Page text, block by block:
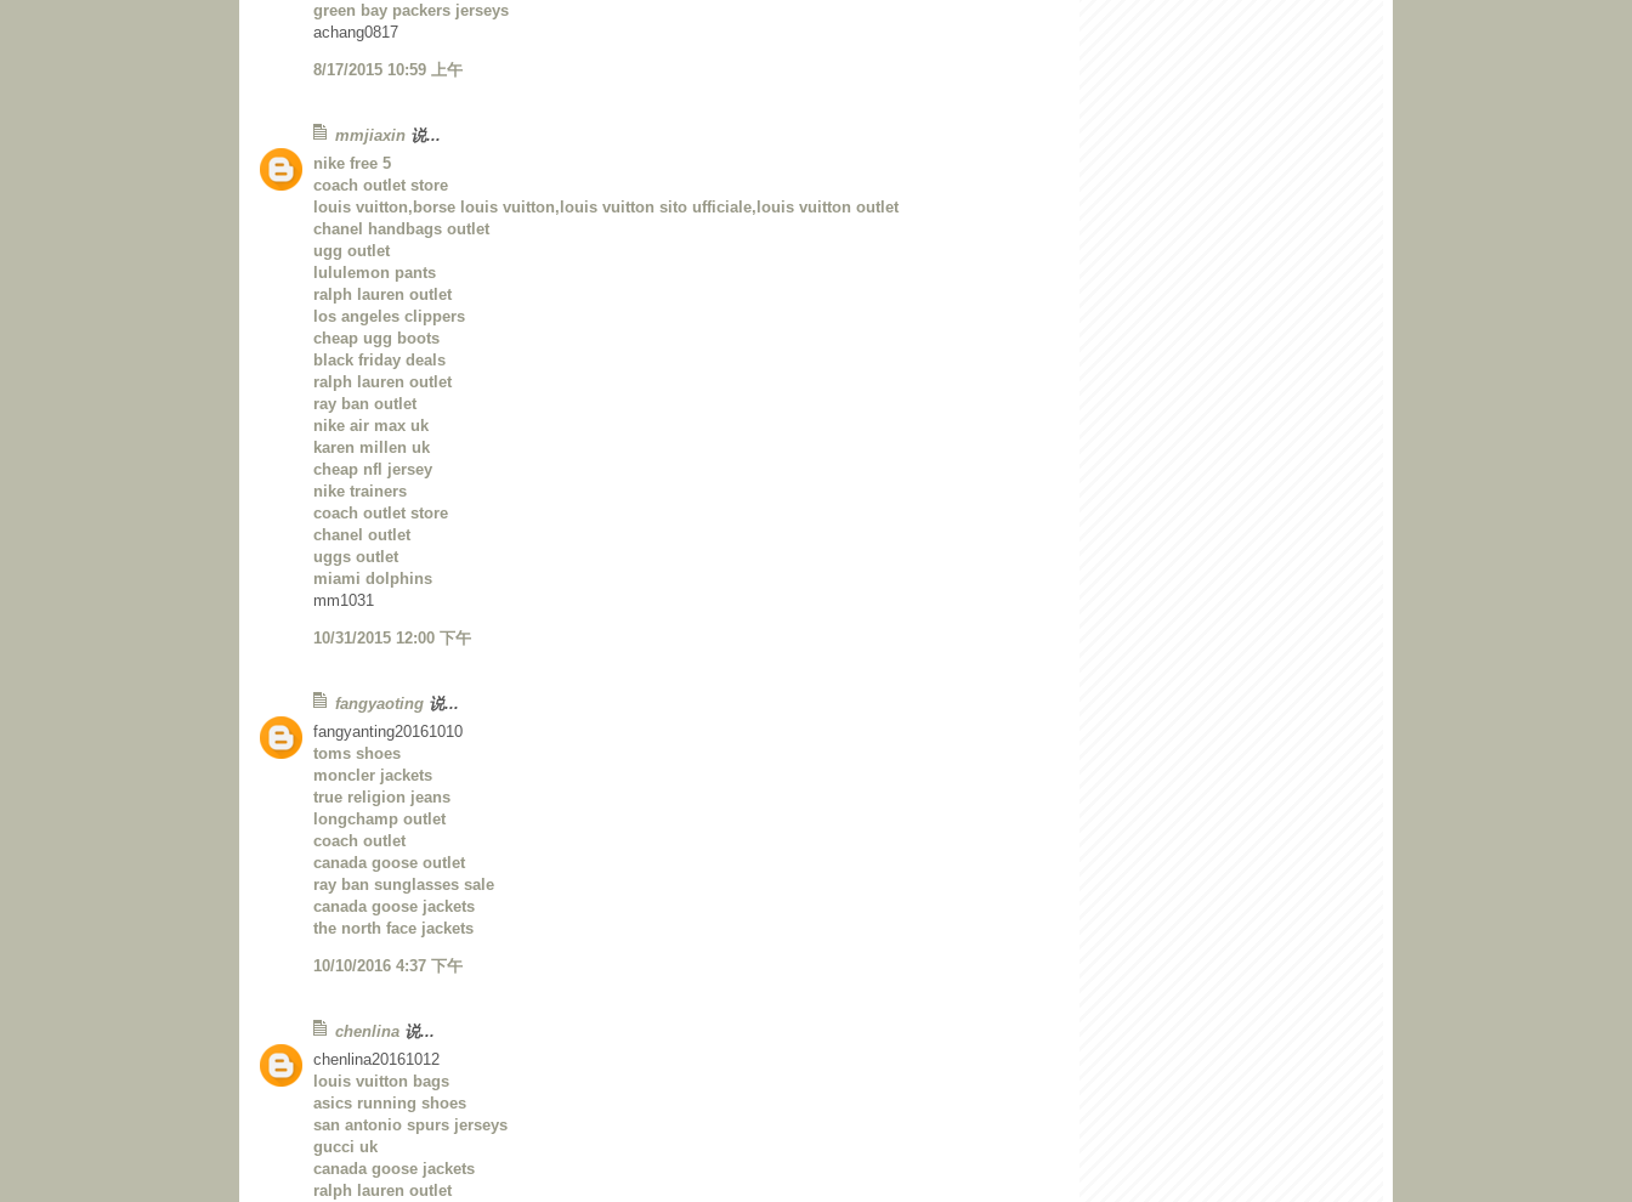
green bay packers jerseys
achang0817
8/17/2015 10:59 上午
mmjiaxin 说...
nike free 5
coach outlet store
louis vuitton,borse louis vuitton,louis vuitton sito ufficiale,louis vuitton outlet
chanel handbags outlet
ugg outlet
lululemon pants
ralph lauren outlet
los angeles clippers
cheap ugg boots
black friday deals
ralph lauren outlet
ray ban outlet
nike air max uk
karen millen uk
cheap nfl jersey
nike trainers
coach outlet store
chanel outlet
uggs outlet
miami dolphins
mm1031
10/31/2015 12:00 下午
fangyaoting 说...
fangyanting20161010
toms shoes
moncler jackets
true religion jeans
longchamp outlet
coach outlet
canada goose outlet
ray ban sunglasses sale
canada goose jackets
the north face jackets
10/10/2016 4:37 下午
chenlina 说...
chenlina20161012
louis vuitton bags
asics running shoes
san antonio spurs jerseys
gucci uk
canada goose jackets
ralph lauren outlet